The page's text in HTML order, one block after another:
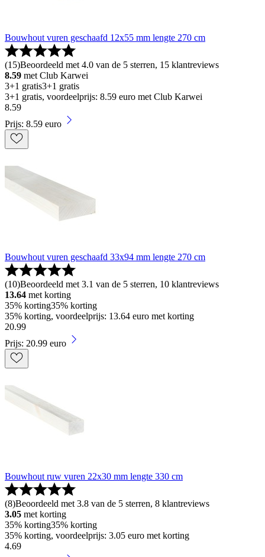
Bouwhout vuren geschaafd 12x55 mm lengte 270 cm
(15)Beoordeeld met 4.0 van de 5 sterren, 15 klantreviews
8.59 met Club Karwei
3+1 gratis3+1 gratis
3+1 gratis, voordeelprijs: 8.59 euro met Club Karwei
8.59
Prijs: 8.59 euro
Bouwhout vuren geschaafd 33x94 mm lengte 270 cm
(10)Beoordeeld met 3.1 van de 5 sterren, 10 klantreviews
13.64 met korting
35% korting35% korting
35% korting, voordeelprijs: 13.64 euro met korting
20.99
Prijs: 20.99 euro
Bouwhout ruw vuren 22x30 mm lengte 330 cm
(8)Beoordeeld met 3.8 van de 5 sterren, 8 klantreviews
3.05 met korting
35% korting35% korting
35% korting, voordeelprijs: 3.05 euro met korting
4.69